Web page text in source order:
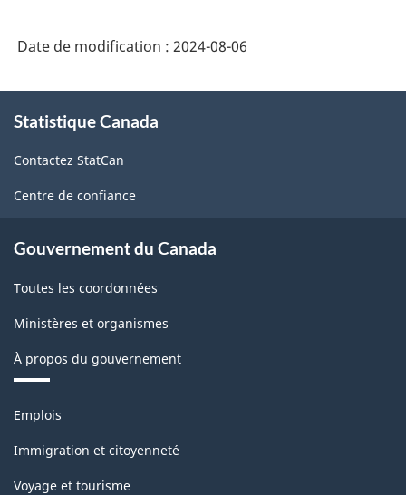
du
Nord
(SCIAN)
2022
version
-
Structure
de
la
classification
Date de modification : 2024-08-06
propos
ce
site
Statistique Canada
Contactez StatCan
Centre de confiance
Gouvernement du Canada
Toutes les coordonnées
Ministères et organismes
À propos du gouvernement
Thèmes
sujets
Emplois
Immigration et citoyenneté
Voyage et tourisme